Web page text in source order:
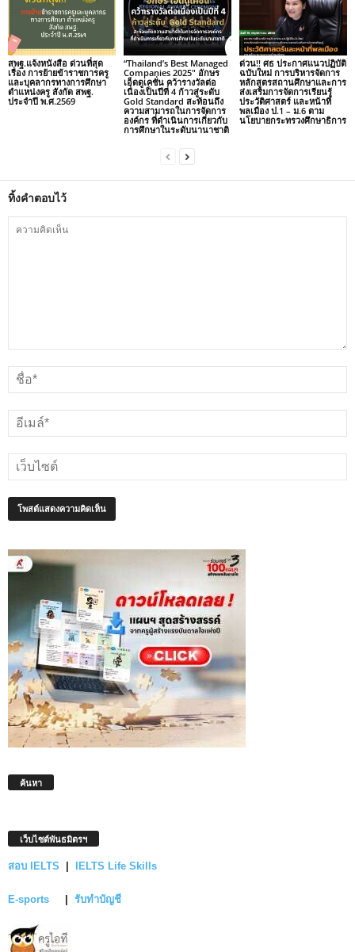
สพฐ.แจ้งหนังสือ ด่วนที่สุด
เรื่อง การย้ายข้าราชการครู
และบุคลากรทางการศึกษา
ตำแหน่งครู สังกัด สพฐ.
ประจำปี พ.ศ.2569
“Thailand’s Best Managed
Companies 2025″ อักษร
เอ็ดดูเคชั่น คว้ารางวัลต่อ
เนื่องเป็นปีที่ 4 ก้าวสู่ระดับ
Gold Standard สะท้อนถึง
ความสามารถในการจัดการ
องค์กร ที่ดำเนินการเกี่ยวกับ
การศึกษาในระดับนานาชาติ
ด่วน!! ศธ ประกาศแนวปฏิบัติ
ฉบับใหม่ การบริหารจัดการ
หลักสูตรสถานศึกษาและการ
ส่งเสริมการจัดการเรียนรู้
ประวัติศาสตร์ และหน้าที่
พลเมือง ป.1 – ม.6 ตาม
นโยบายกระทรวงศึกษาธิการ
ทิ้งคำตอบไว้
ค้นหา
เว็บไซต์พันธมิตรฯ
สอบ IELTS IELTS Life Skills
E-sports รับทำบัญชี